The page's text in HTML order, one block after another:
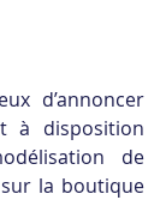
d’annoncer
à disposition
de
la boutique